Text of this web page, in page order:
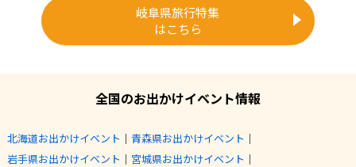
岐阜県旅行特集
はこちら
全国のお出かけイベント情報
北海道お出かけイベント ｜ 青森県お出かけイベント ｜
岩手県お出かけイベント ｜ 宮城県お出かけイベント ｜